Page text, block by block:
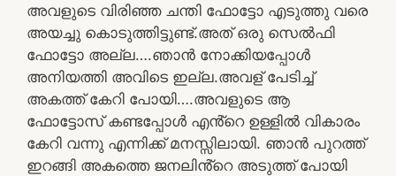
അവളുടെ വിരിഞ്ഞ ചന്തി ഫോട്ടോ എടുത്തു വരെ
അയച്ചു കൊടുത്തിട്ടുണ്ട്.അത് ഒരു സെൽഫി
ഫോട്ടോ അല്ല….ഞാൻ നോക്കിയപ്പോൾ
അനിയത്തി അവിടെ ഇല്ല.അവള് പേടിച്ച്
അകത്ത് കേറി പോയി….അവളുടെ ആ
ഫോട്ടോസ് കണ്ടപ്പോൾ എൻ്റെ ഉള്ളിൽ വികാരം
കേറി വന്നു എന്നിക്ക് മനസ്സിലായി. ഞാൻ പുറത്ത്
ഇറങ്ങി അകത്തെ ജനലിൻ്റെ അടുത്ത് പോയി